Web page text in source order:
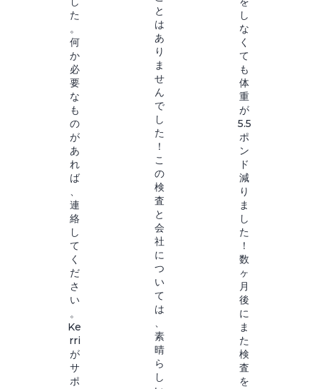
た
。
何
か
必
要
な
も
の
が
あ
れ
ば
、
連
絡
し
て
く
だ
さ
い
。
Ke
rri
が
サ
ポ
と
は
あ
り
ま
せ
ん
で
し
た
！
こ
の
検
査
と
会
社
に
つ
い
て
は
、
素
晴
ら
し
し
な
く
て
も
体
重
が
5.5
ポ
ン
ド
減
り
ま
し
た
！
数
ヶ
月
後
に
ま
た
検
査
を